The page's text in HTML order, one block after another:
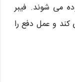
می شوند. فیبر
و عمل دفع را